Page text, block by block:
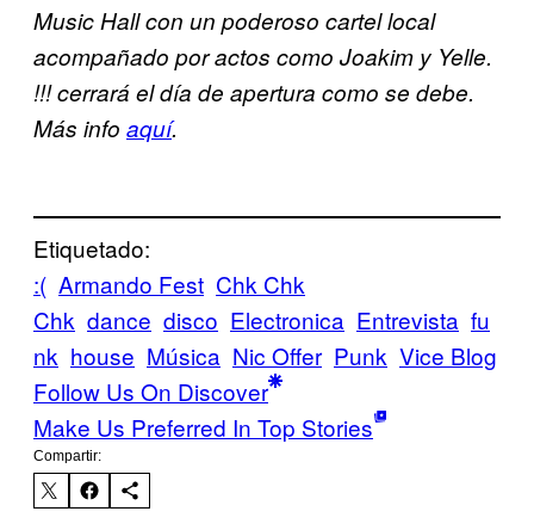
Music Hall con un poderoso cartel local
acompañado por actos como Joakim y Yelle.
!!! cerrará el día de apertura como se debe.
Más info aquí.
Etiquetado:
:( Armando Fest Chk Chk
Chk dance disco Electronica Entrevista fu
nk house Música Nic Offer Punk Vice Blog
Follow Us On Discover
Make Us Preferred In Top Stories
Compartir: